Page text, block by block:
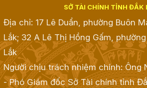
SỞ TÀI CHÍNH TỈNH ĐẮK
Địa chỉ: 17 Lê Duẩn, phường Buôn
Lắk; 32 A Lê Thị Hồng Gấm,
Lắk
Người chịu trách nhiệm chính: Ông
- Phó Giám đốc Sở Tài chính tỉnh